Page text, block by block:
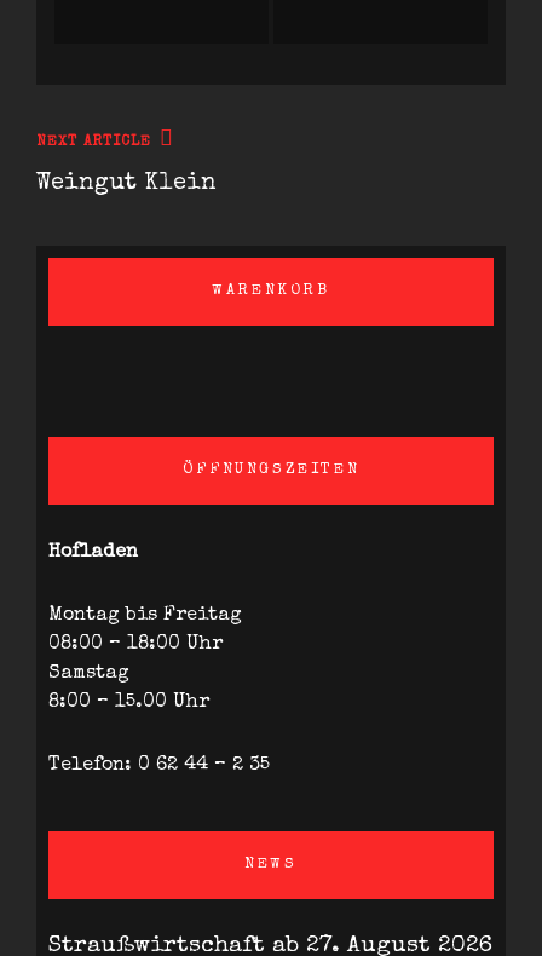
Beitragsnavigation
Next
Post
NEXT ARTICLE
Weingut Klein
WARENKORB
ÖFFNUNGSZEITEN
Hofladen
Montag bis Freitag
08:00 – 18:00 Uhr
Samstag
8:00 – 15.00 Uhr
Telefon: 0 62 44 – 2 35
NEWS
Straußwirtschaft ab 27. August 2026